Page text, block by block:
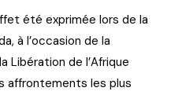
été exprimée lors de la
à l’occasion de la
Libération de l’Afrique
affrontements les plus